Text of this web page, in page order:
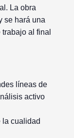
La obra
se hará una
al final
líneas de
activo
la cualidad